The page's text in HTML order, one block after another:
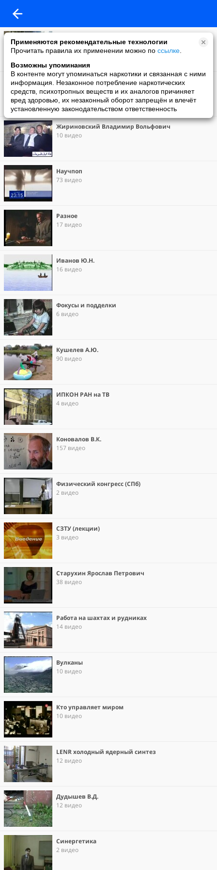
Применяются рекомендательные технологии
Прочитать правила их применении можно по ссылке
Возможны упоминания
В контенте могут упоминаться наркотики и связанная с ними
информация. Незаконное потребление наркотических
средств, психотропных веществ и их аналогов причиняет
вред здоровью, их незаконный оборот запрещён и влечёт
установленную законодательством ответственность
129 видео
История
56 видео
Жириновский Владимир Вольфович
10 видео
Научпоп
73 видео
Разное
17 видео
Иванов Ю.Н.
16 видео
Фокусы и подделки
6 видео
Кушелев А.Ю.
90 видео
ИПКОН РАН на ТВ
4 видео
Коновалов В.К.
157 видео
Физический конгресс (СПб)
2 видео
СЗТУ (лекции)
3 видео
Старухин Ярослав Петрович
38 видео
Работа на шахтах и рудниках
14 видео
Вулканы
10 видео
Кто управляет миром
10 видео
LENR холодный ядерный синтез
12 видео
Дудышев В.Д.
12 видео
Синергетика
2 видео